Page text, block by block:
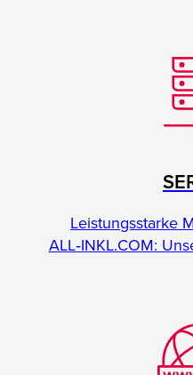
Leistungsstarke
ALL‑INKL.COM: